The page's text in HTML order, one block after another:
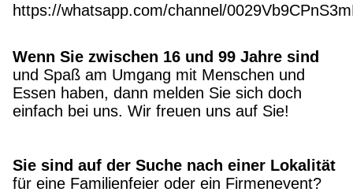
https://whatsapp.com/channel/
Wenn Sie zwischen 16 und 99 Jahre sind
und Spaß am Umgang mit Menschen und
Essen haben, dann melden Sie sich doch
einfach bei uns. Wir freuen uns auf Sie!
Sie sind auf der Suche nach einer Lokalität
für eine Familienfeier oder ein Firmenevent?